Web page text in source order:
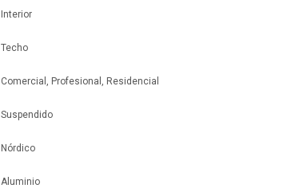
Interior
Techo
Comercial, Profesional, Residencial
Suspendido
Nórdico
Aluminio